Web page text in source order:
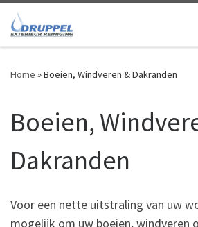
Skip to content
Home »Boeien, Windveren & Dakranden
Boeien,
Dakranden
Voor een nette uitstraling van uw
mogelijk om uw boeien, windveren